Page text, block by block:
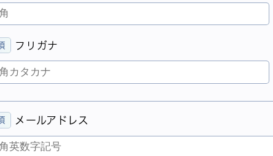
フリガナ
メールアドレス